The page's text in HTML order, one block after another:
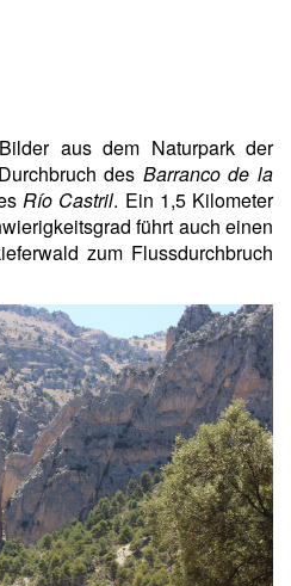
aus dem Naturpark der
des Barranco de la
Río Castril. Ein 1,5 Kilometer
führt auch einen
zum Flussdurchbruch